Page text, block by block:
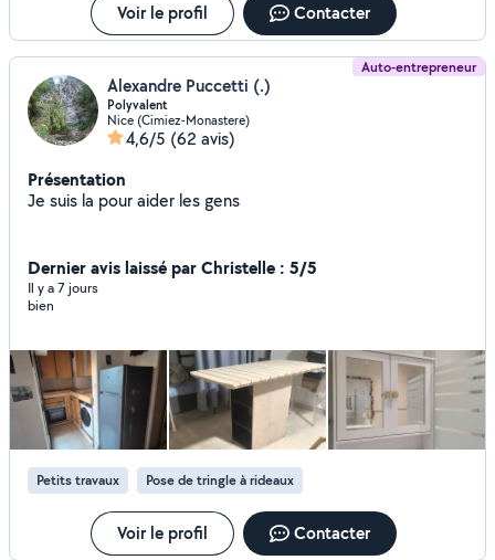
Voir le profil Contacter
Auto-entrepreneur
Alexandre Puccetti (.)
Polyvalent
Nice (Cimiez-Monastere)
4,6/5 (62 avis)
Présentation
Je suis la pour aider les gens
Dernier avis laissé par Christelle : 5/5
Il y a 7 jours
bien
Petits travaux Pose de tringle à rideaux
Voir le profil Contacter